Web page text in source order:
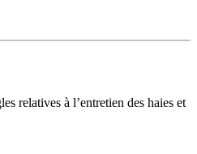
relatives à l’entretien des haies et